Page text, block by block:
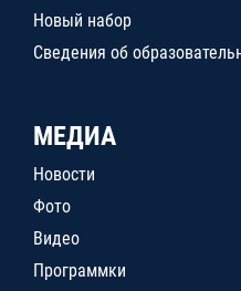
Новый набор
Сведения об
МЕДИА
Новости
Фото
Видео
Программки